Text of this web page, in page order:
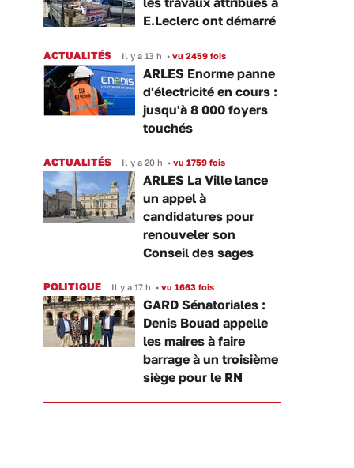
E.Leclerc ont démarré
ACTUALITÉS Il y a 13 h • vu 2459 fois
ARLES Enorme panne
d'électricité en cours :
jusqu'à 8 000 foyers
touchés
ACTUALITÉS Il y a 20 h • vu 1759 fois
ARLES La Ville lance
un appel à
candidatures pour
renouveler son
Conseil des sages
POLITIQUE Il y a 17 h • vu 1663 fois
GARD Sénatoriales :
Denis Bouad appelle
les maires à faire
barrage à un troisième
siège pour le RN